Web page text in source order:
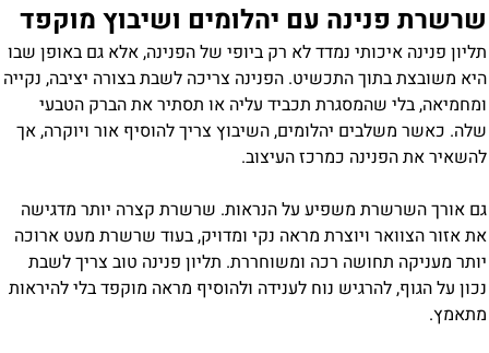
שרשרת פנינה עם יהלומים ושיבוץ מוקפד
תליון פנינה איכותי נמדד לא רק ביופי של הפנינה, אלא גם באופן שבו
היא משובצת בתוך התכשיט. הפנינה צריכה לשבת בצורה יציבה, נקייה
ומחמיאה, בלי שהמסגרת תכביד עליה או תסתיר את הברק הטבעי
שלה. כאשר משלבים יהלומים, השיבוץ צריך להוסיף אור ויוקרה, אך
להשאיר את הפנינה כמרכז העיצוב.
גם אורך השרשרת משפיע על הנראות. שרשרת קצרה יותר מדגישה
את אזור הצוואר ויוצרת מראה נקי ומדויק, בעוד שרשרת מעט ארוכה
יותר מעניקה תחושה רכה ומשוחררת. תליון פנינה טוב צריך לשבת
נכון על הגוף, להרגיש נוח לענידה ולהוסיף מראה מוקפד בלי להיראות
מתאמץ.